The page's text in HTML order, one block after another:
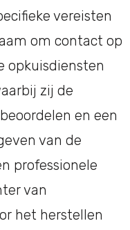
vereisten
om contact op
opkuisdiensten
zij de
en een
van de
professionele
van
het herstellen